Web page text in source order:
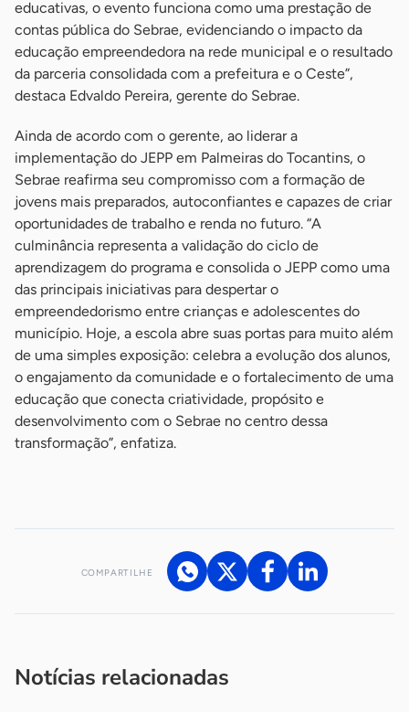
educativas, o evento funciona como uma prestação de
contas pública do Sebrae, evidenciando o impacto da
educação empreendedora na rede municipal e o resultado
da parceria consolidada com a prefeitura e o Ceste”,
destaca Edvaldo Pereira, gerente do Sebrae.
Ainda de acordo com o gerente, ao liderar a
implementação do JEPP em Palmeiras do Tocantins, o
Sebrae reafirma seu compromisso com a formação de
jovens mais preparados, autoconfiantes e capazes de criar
oportunidades de trabalho e renda no futuro. “A
culminância representa a validação do ciclo de
aprendizagem do programa e consolida o JEPP como uma
das principais iniciativas para despertar o
empreendedorismo entre crianças e adolescentes do
município. Hoje, a escola abre suas portas para muito além
de uma simples exposição: celebra a evolução dos alunos,
o engajamento da comunidade e o fortalecimento de uma
educação que conecta criatividade, propósito e
desenvolvimento com o Sebrae no centro dessa
transformação”, enfatiza.
COMPARTILHE
Notícias relacionadas